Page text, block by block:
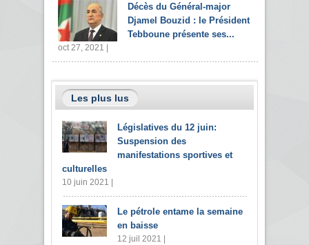
Décès du Général-major
Djamel Bouzid : le Président
Tebboune présente ses...
oct 27, 2021 |
Les plus lus
Législatives du 12 juin:
Suspension des
manifestations sportives et
culturelles
10 juin 2021 |
Le pétrole entame la semaine
en baisse
12 juil 2021 |